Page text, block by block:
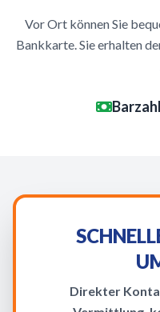
Vor Ort können Sie
Bankkarte. Sie erhalten
Direkter